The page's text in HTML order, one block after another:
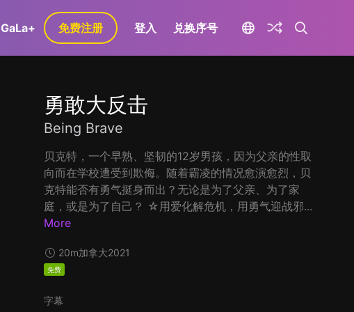
GaLa+ 免费注册 登入 兑换序号
勇敢大反击
Being Brave
贝克特，一个早熟、坚韧的12岁男孩，因为父亲的性取
向而在学校遭受到欺侮。随着霸凌的情况愈演愈烈，贝
克特能否有勇气挺身而出？无论是为了父亲、为了家
庭，或是为了自己？ ☆用爱化解危机，用勇气迎战邪...
More
20m加拿大2021
免费
字幕